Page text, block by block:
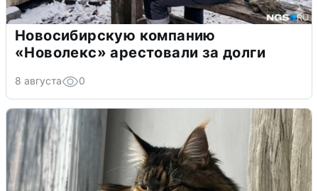
Новосибирскую компанию
«Новолекс» арестовали за долги
8 августа 0